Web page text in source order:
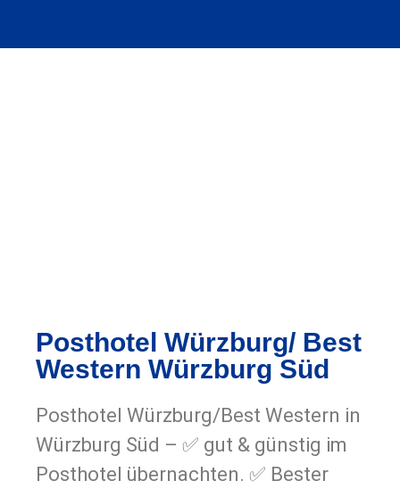
Posthotel Würzburg/ Best
Western Würzburg Süd
Posthotel Würzburg/Best Western in
Würzburg Süd – ✅ gut & günstig im
Posthotel übernachten. ✅ Bester